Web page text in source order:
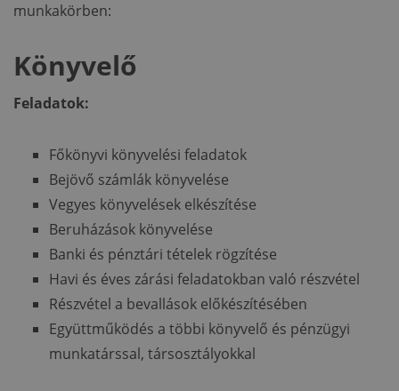
munkakörben:
Könyvelő
Feladatok:
Főkönyvi könyvelési feladatok
Bejövő számlák könyvelése
Vegyes könyvelések elkészítése
Beruházások könyvelése
Banki és pénztári tételek rögzítése
Havi és éves zárási feladatokban való részvétel
Részvétel a bevallások előkészítésében
Együttműködés a többi könyvelő és pénzügyi
munkatárssal, társosztályokkal